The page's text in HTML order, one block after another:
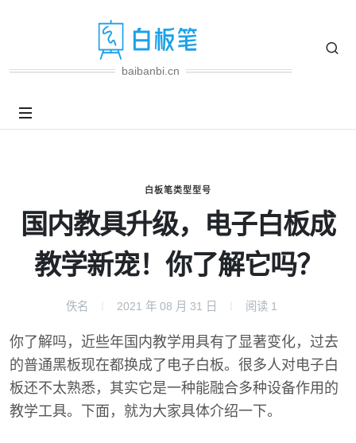
baibanbi.cn
白板笔类型型号
国内教具升级，电子白板成
教学新宠！你了解它吗？
佚名 2021 年 08 月 31 日 阅读 1
你了解吗，近些年国内教学用具有了显著变化，过去
的普通黑板现在都换成了电子白板。很多人对电子白
板还不太熟悉，其实它是一种能融合多种设备作用的
教学工具。下面，就为大家具体介绍一下。